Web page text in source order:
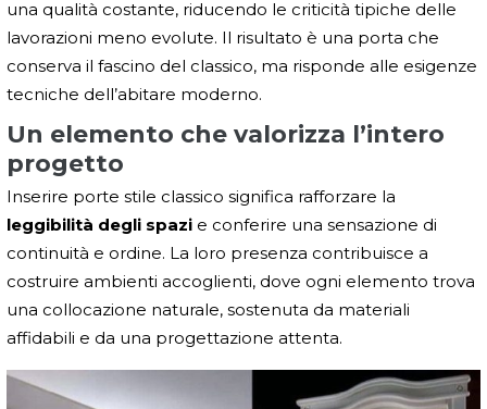
una qualità costante, riducendo le criticità tipiche delle
lavorazioni meno evolute. Il risultato è una porta che
conserva il fascino del classico, ma risponde alle esigenze
tecniche dell’abitare moderno.
Un elemento che valorizza l’intero
progetto
Inserire porte stile classico significa rafforzare la
leggibilità degli spazi e conferire una sensazione di
continuità e ordine. La loro presenza contribuisce a
costruire ambienti accoglienti, dove ogni elemento trova
una collocazione naturale, sostenuta da materiali
affidabili e da una progettazione attenta.